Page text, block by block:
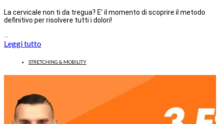
La cervicale non ti da tregua? E’ il momento di scoprire il metodo
definitivo per risolvere tutti i dolori!
Leggi tutto
STRETCHING & MOBILITY